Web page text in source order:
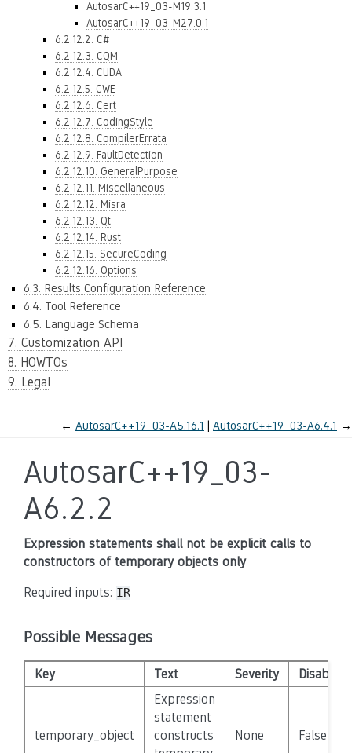
AutosarC++19_03-M19.3.1
AutosarC++19_03-M27.0.1
6.2.12.2. C#
6.2.12.3. CQM
6.2.12.4. CUDA
6.2.12.5. CWE
6.2.12.6. Cert
6.2.12.7. CodingStyle
6.2.12.8. CompilerErrata
6.2.12.9. FaultDetection
6.2.12.10. GeneralPurpose
6.2.12.11. Miscellaneous
6.2.12.12. Misra
6.2.12.13. Qt
6.2.12.14. Rust
6.2.12.15. SecureCoding
6.2.12.16. Options
6.3. Results Configuration Reference
6.4. Tool Reference
6.5. Language Schema
7. Customization API
8. HOWTOs
9. Legal
← AutosarC++19_03-A5.16.1 AutosarC++19_03-A6.4.1 →
AutosarC++19_03-
A6.2.2
Expression statements shall not be explicit calls to
constructors of temporary objects only
Required inputs: IR
Possible Messages
Key Text Severity Disabled
temporary_object
Expression
statement
constructs
None False